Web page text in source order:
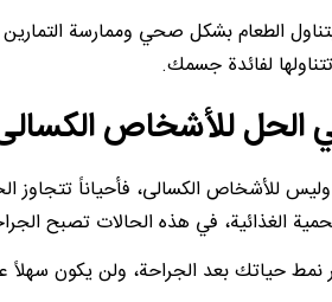
الطعام بشكل صحي وممارسة التمارين
لفائدة جسمك.
للأشخاص الكسالى، فأحياناً تتجاوز
الغذائية، في هذه الحالات تصبح
نمط حياتك بعد الجراحة، ولن يكون